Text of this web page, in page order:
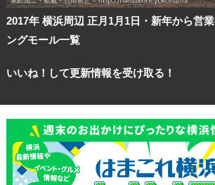
2017年 横浜周辺 正月1月1日・新年から営
ングモール一覧
いいね！して更新情報を受け取る！
ブログ記事
サイトについて